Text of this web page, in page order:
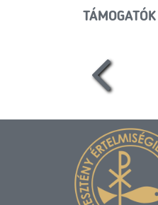
TÁMOGATÓK